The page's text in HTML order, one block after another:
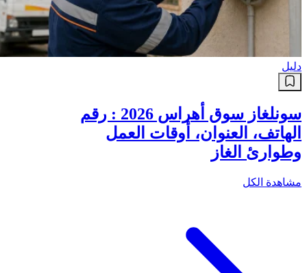
دليل
سونلغاز سوق أهراس 2026 : رقم
الهاتف، العنوان، أوقات العمل
وطوارئ الغاز
مشاهدة الكل